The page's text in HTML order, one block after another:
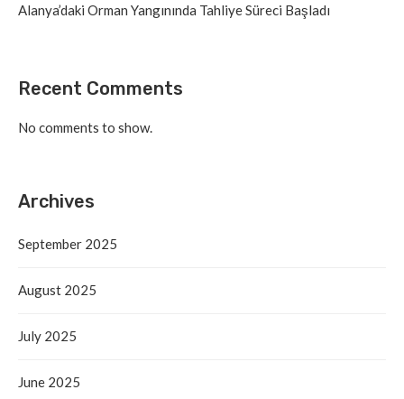
Alanya’daki Orman Yangınında Tahliye Süreci Başladı
Recent Comments
No comments to show.
Archives
September 2025
August 2025
July 2025
June 2025